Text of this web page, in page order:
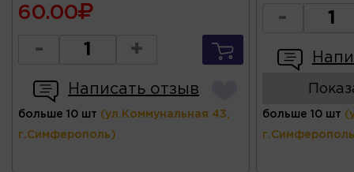
60.00
- +
Написать отзыв
больше 10 шт (ул.Коммунальная 43,
г.Симферополь)
-
больше 10 шт